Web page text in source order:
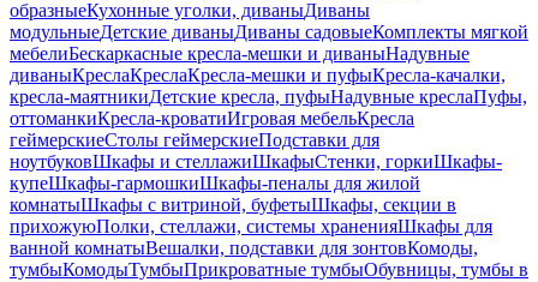
образныеКухонные уголки, диваныДиваны
модульныеДетские диваныДиваны садовыеКомплекты мягкой
мебелиБескаркасные кресла-мешки и диваныНадувные
диваныКреслаКреслаКресла-мешки и пуфыКресла-качалки,
кресла-маятникиДетские кресла, пуфыНадувные креслаПуфы,
оттоманкиКресла-кроватиИгровая мебельКресла
геймерскиеСтолы геймерскиеПодставки для
ноутбуковШкафы и стеллажиШкафыСтенки, горкиШкафы-
купеШкафы-гармошкиШкафы-пеналы для жилой
комнатыШкафы с витриной, буфетыШкафы, секции в
прихожуюПолки, стеллажи, системы храненияШкафы для
ванной комнатыВешалки, подставки для зонтовКомоды,
тумбыКомодыТумбыПрикроватные тумбыОбувницы, тумбы в